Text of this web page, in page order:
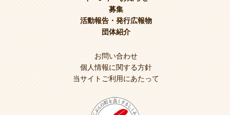
募集
活動報告・発行広報物
団体紹介
お問い合わせ
個人情報に関する方針
当サイトご利用にあたって